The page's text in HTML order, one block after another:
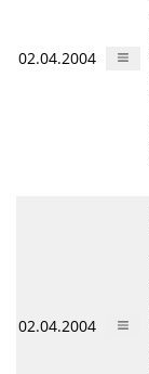
02.04.2004
02.04.2004